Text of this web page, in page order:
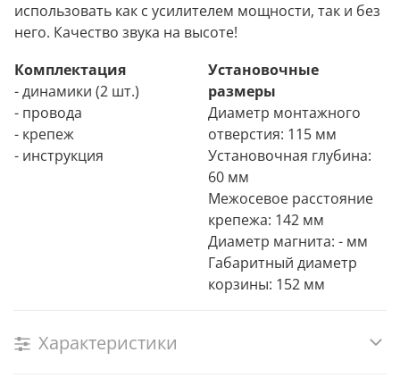
использовать как с усилителем мощности, так и без
него. Качество звука на высоте!
Комплектация
- динамики (2 шт.)
- провода
- крепеж
- инструкция
Установочные
размеры
Диаметр монтажного
отверстия: 115 мм
Установочная глубина:
60 мм
Межосевое расстояние
крепежа: 142 мм
Диаметр магнита: - мм
Габаритный диаметр
корзины: 152 мм
Характеристики